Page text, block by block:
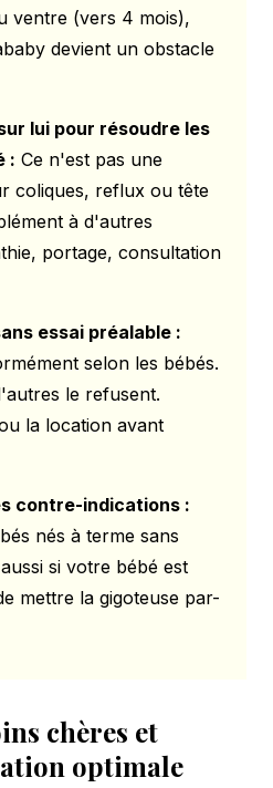
ventre (vers 4 mois),
devient un obstacle
lui pour résoudre les
: Ce n'est pas une
coliques, reflux ou tête
à d'autres
portage, consultation
essai préalable :
selon les bébés.
le refusent.
la location avant
contre-indications :
nés à terme sans
si votre bébé est
mettre la gigoteuse par-
chères et
optimale